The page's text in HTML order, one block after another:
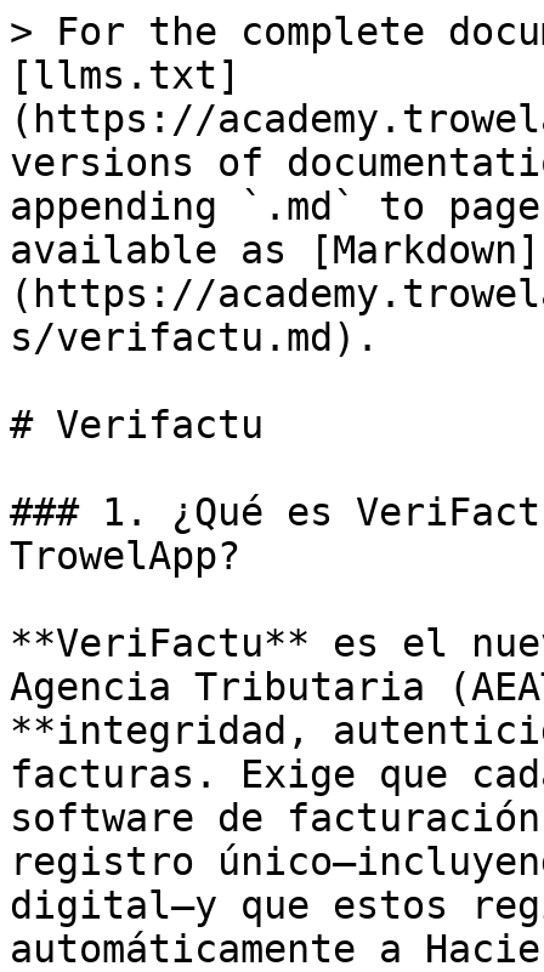
> For the complete
[llms.txt]
(https://
versions of
appending `.md` to
available as [Markdown]
(https://
s/verifactu.md).
# Verifactu
### 1. ¿Qué es
TrowelApp?
**VeriFactu** es el
Agencia Tributaria
**integridad,
facturas. Exige que
software de facturación
registro
digital—y que estos
automáticamente a